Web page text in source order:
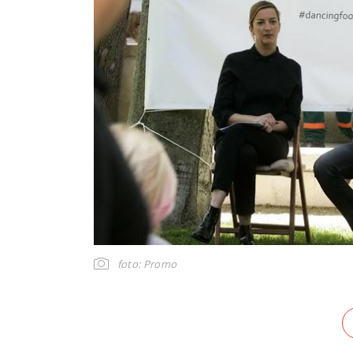
foto: Promo